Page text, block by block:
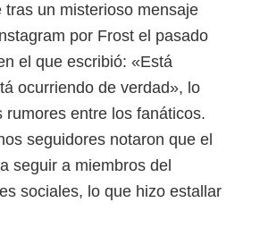
tras un misterioso mensaje
por Frost el pasado
el que escribió: «Está
ocurriendo de verdad», lo
rumores entre los fanáticos.
seguidores notaron que el
seguir a miembros del
sociales, lo que hizo estallar